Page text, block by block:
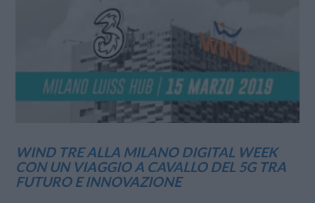
VIEW POST
WIND TRE ALLA MILANO DIGITAL WEEK
CON UN VIAGGIO A CAVALLO DEL 5G TRA
FUTURO E INNOVAZIONE